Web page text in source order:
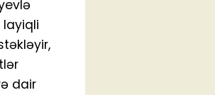
layiqli
dair